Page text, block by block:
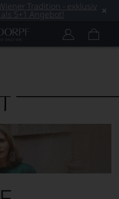
Tradition - exklusiv
5+1 Angebot!